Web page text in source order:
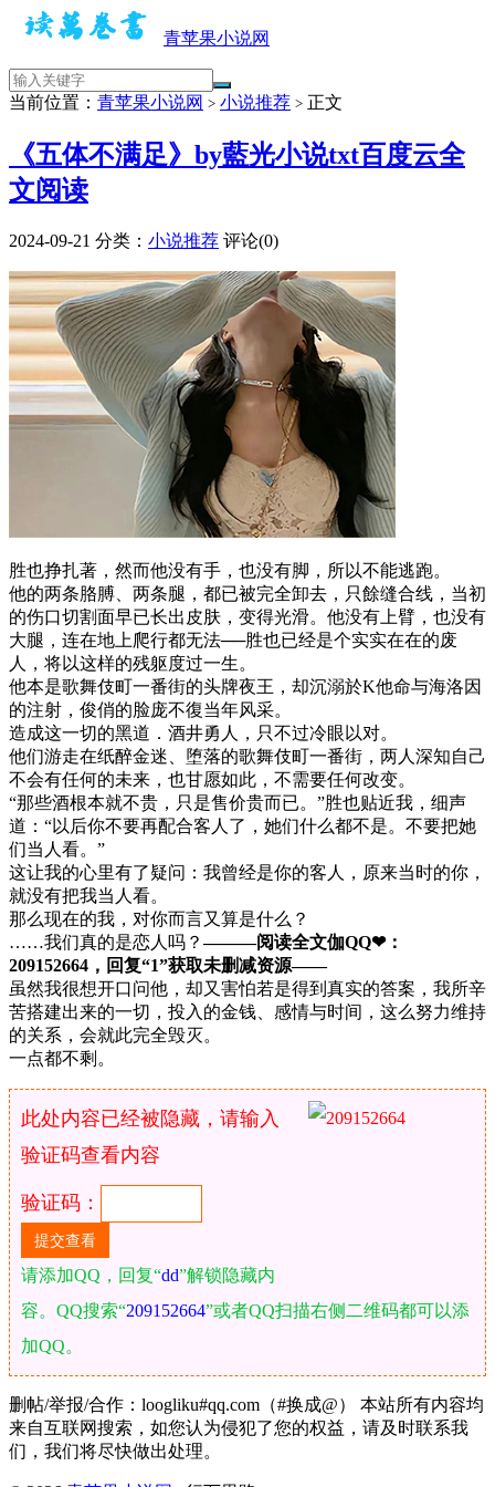
青苹果小说网
当前位置： 青苹果小说网 > 小说推荐 > 正文
《五体不满足》by藍光小说txt百度云全
文阅读
2024-09-21 分类： 小说推荐 评论(0)
胜也挣扎著，然而他没有手，也没有脚，所以不能逃跑。
他的两条胳膊、两条腿，都已被完全卸去，只餘缝合线，当初
的伤口切割面早已长出皮肤，变得光滑。他没有上臂，也没有
大腿，连在地上爬行都无法──胜也已经是个实实在在的废
人，将以这样的残躯度过一生。
他本是歌舞伎町一番街的头牌夜王，却沉溺於K他命与海洛因
的注射，俊俏的脸庞不復当年风采。
造成这一切的黑道．酒井勇人，只不过冷眼以对。
他们游走在纸醉金迷、堕落的歌舞伎町一番街，两人深知自己
不会有任何的未来，也甘愿如此，不需要任何改变。
“那些酒根本就不贵，只是售价贵而已。”胜也贴近我，细声
道：“以后你不要再配合客人了，她们什么都不是。不要把她
们当人看。”
这让我的心里有了疑问：我曾经是你的客人，原来当时的你，
就没有把我当人看。
那么现在的我，对你而言又算是什么？
……我们真的是恋人吗？———阅读全文伽QQ❤：
209152664，回复“1”获取未删减资源—​​​​—
虽然我很想开口问他，却又害怕若是得到真实的答案，我所辛
苦搭建出来的一切，投入的金钱、感情与时间，这么努力维持
的关系，会就此完全毁灭。
一点都不剩。
此处内容已经被隐藏，请输入
验证码查看内容
验证码：
请添加QQ，回复“dd”解锁隐藏内
容。QQ搜索“209152664”或者QQ扫描右侧二维码都可以添
加QQ。
删帖/举报/合作：loogliku#qq.com（#换成@） 本站所有内容均
来自互联网搜索，如您认为侵犯了您的权益，请及时联系我
们，我们将尽快做出处理。